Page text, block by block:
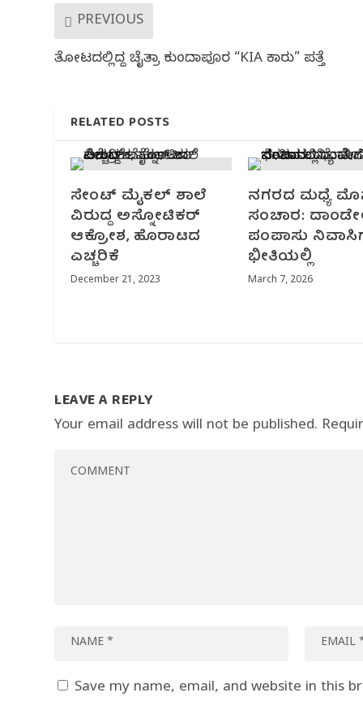
PREVIOUS
ತೋಟದಲ್ಲಿದ್ದ ಚೈತ್ರಾ ಕುಂದಾಪೂರ “KIA ಕಾರು” ಪತ್ತೆ
RELATED POSTS
ಸೇಂಟ್ ಮೈಕಲ್‌ ಶಾಲೆ
ವಿರುದ್ದ ಅಸ್ನೋಟಿಕರ್
ಆಕ್ರೋಶ‌, ಹೊರಾಟದ
ಎಚ್ಚರಿಕೆ
December 21, 2023
ನಗರದ ಮಧ್ಯೆ
ಸಂಚಾರ:
ಪಂಪಾಸು
ಭೀತಿಯಲ್ಲಿ
March 7, 2026
LEAVE A REPLY
Your email address will not be published.
Save my name, email, and website in this